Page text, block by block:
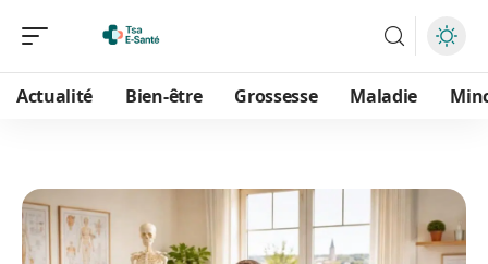
Actualité Bien-être Grossesse Maladie